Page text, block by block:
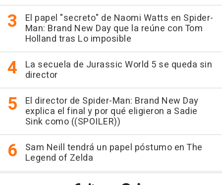
El papel "secreto" de Naomi Watts en Spider-
Man: Brand New Day que la reúne con Tom
Holland tras Lo imposible
La secuela de Jurassic World 5 se queda sin
director
El director de Spider-Man: Brand New Day
explica el final y por qué eligieron a Sadie
Sink como ((SPOILER))
Sam Neill tendrá un papel póstumo en The
Legend of Zelda